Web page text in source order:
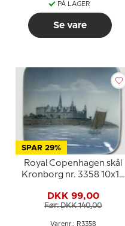
PÅ LAGER
Se vare
SPAR 29%
Royal Copenhagen skål
Kronborg nr. 3358 10x10
DKK 99,00
Før: DKK 140,00
Varenr.: R3358